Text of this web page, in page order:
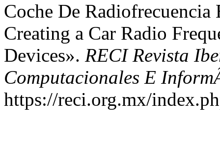
Coche De
Creating a Car Radio
Devices». RECI Revista
Computacionales E
https://reci.org.mx/